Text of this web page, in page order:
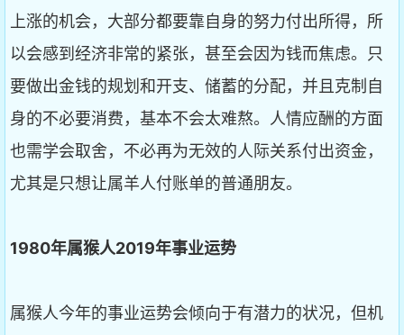
上涨的机会，大部分都要靠自身的努力付出所得，所
以会感到经济非常的紧张，甚至会因为钱而焦虑。只
要做出金钱的规划和开支、储蓄的分配，并且克制自
身的不必要消费，基本不会太难熬。人情应酬的方面
也需学会取舍，不必再为无效的人际关系付出资金，
尤其是只想让属羊人付账单的普通朋友。
1980年属猴人2019年事业运势
属猴人今年的事业运势会倾向于有潜力的状况，但机